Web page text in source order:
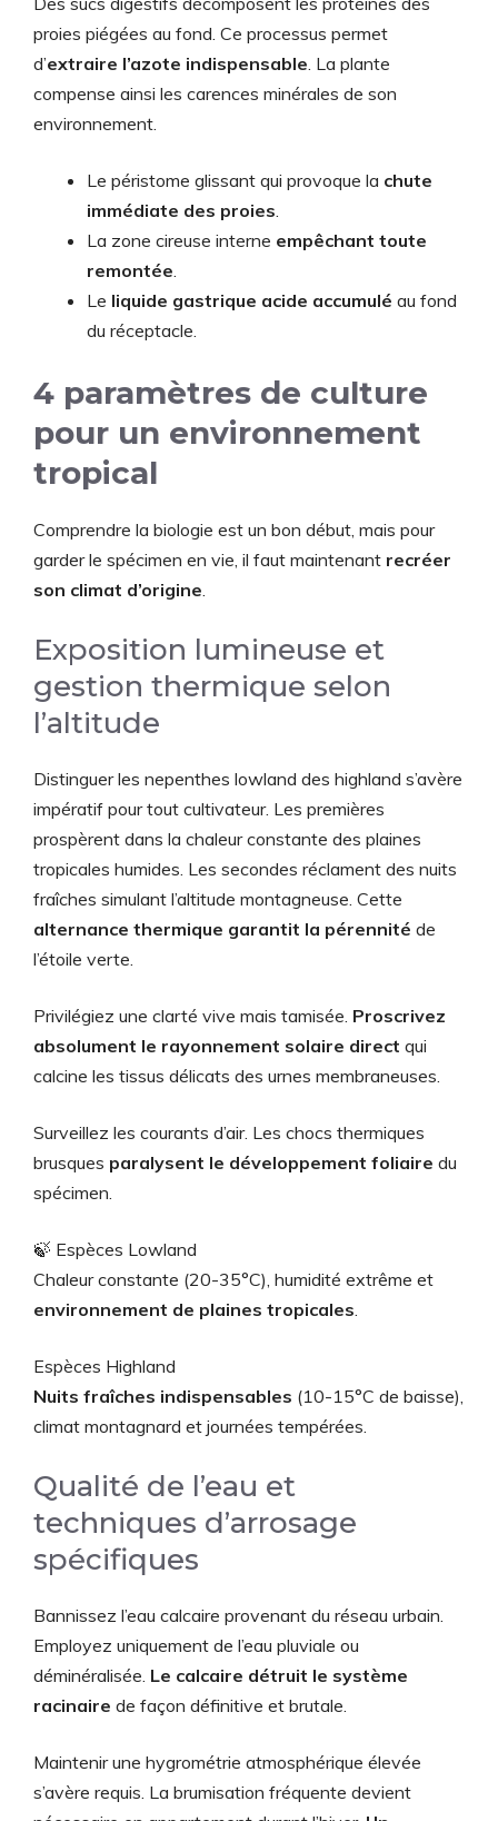
proies piégées au fond. Ce processus permet
d’extraire l’azote indispensable. La plante
compense ainsi les carences minérales de son
environnement.
Le péristome glissant qui provoque la chute
immédiate des proies.
La zone cireuse interne empêchant toute
remontée.
Le liquide gastrique acide accumulé au fond
du réceptacle.
4 paramètres de culture
pour un environnement
tropical
Comprendre la biologie est un bon début, mais pour
garder le spécimen en vie, il faut maintenant recréer
son climat d’origine.
Exposition lumineuse et
gestion thermique selon
l’altitude
Distinguer les nepenthes lowland des highland s’avère
impératif pour tout cultivateur. Les premières
prospèrent dans la chaleur constante des plaines
tropicales humides. Les secondes réclament des nuits
fraîches simulant l’altitude montagneuse. Cette
alternance thermique garantit la pérennité de
l’étoile verte.
Privilégiez une clarté vive mais tamisée. Proscrivez
absolument le rayonnement solaire direct qui
calcine les tissus délicats des urnes membraneuses.
Surveillez les courants d’air. Les chocs thermiques
brusques paralysent le développement foliaire du
spécimen.
🍃 Espèces Lowland
Chaleur constante (20-35°C), humidité extrême et
environnement de plaines tropicales.
Espèces Highland
Nuits fraîches indispensables (10-15°C de baisse),
climat montagnard et journées tempérées.
Qualité de l’eau et
techniques d’arrosage
spécifiques
Bannissez l’eau calcaire provenant du réseau urbain.
Employez uniquement de l’eau pluviale ou
déminéralisée. Le calcaire détruit le système
racinaire de façon définitive et brutale.
Maintenir une hygrométrie atmosphérique élevée
s’avère requis. La brumisation fréquente devient